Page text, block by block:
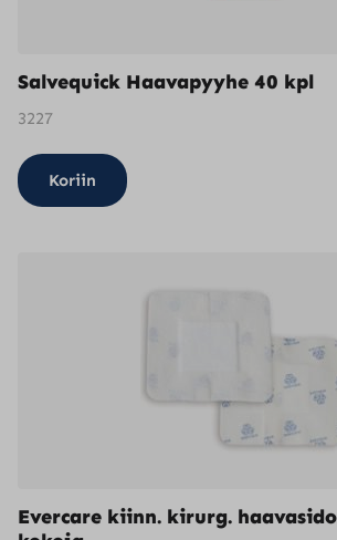
Salvequick Haavapyyhe 40 kpl
3227
Koriin
Evercare kiinn. kirurg.